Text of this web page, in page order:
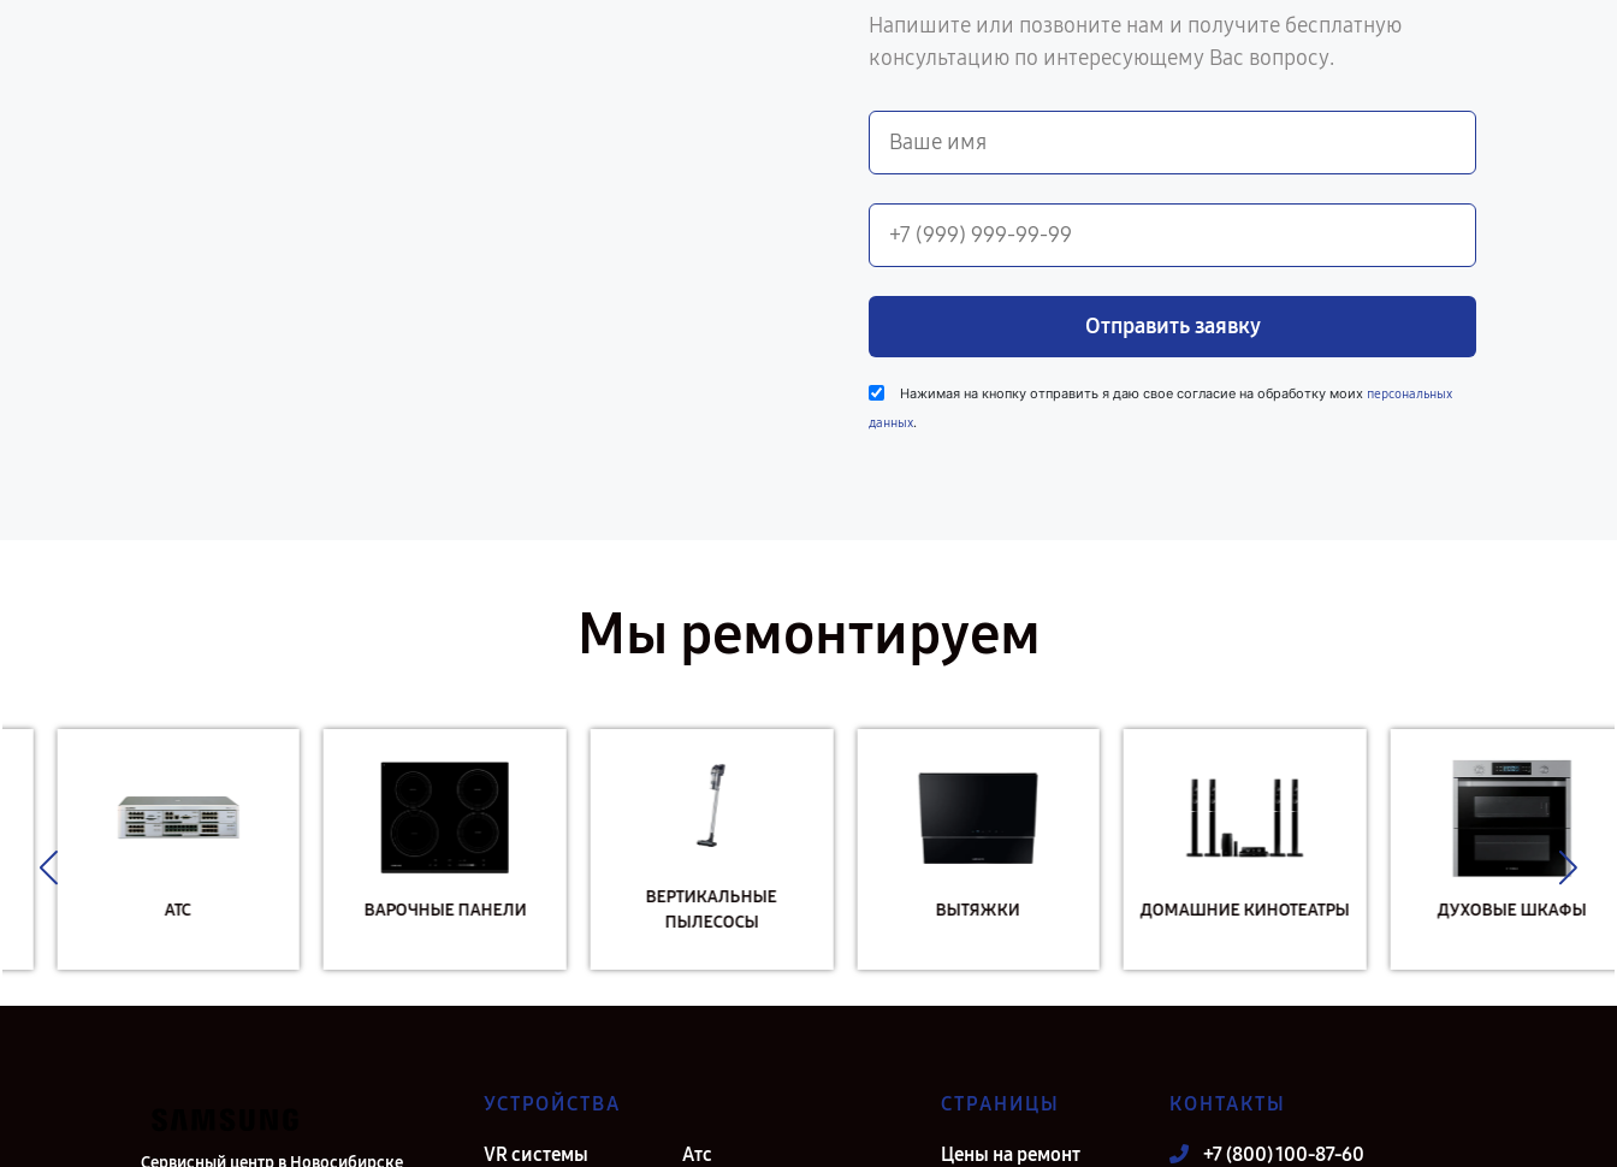
Напишите или позвоните нам и получите бесплатную
консультацию по интересующему Вас вопросу.
Отправить заявку
Нажимая на кнопку отправить я даю свое согласие на обработку моих персональных
данных.
Мы ремонтируем
ВАРОЧНЫЕ ПАНЕЛИ
ВЕРТИКАЛЬНЫЕ
ПЫЛЕСОСЫ
ВЫТЯЖКИ ДОМАШНИЕ КИНОТЕАТРЫ ДУХОВЫЕ ШКАФЫ
Сервисный центр в Новосибирске
УСТРОЙСТВА
VR системы Атс
СТРАНИЦЫ
Цены на ремонт
КОНТАКТЫ
+7 (800) 100-87-60